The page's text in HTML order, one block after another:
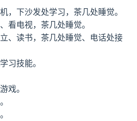
，下沙发处学习，茶几处睡觉。
看电视，茶几处睡觉。
、读书，茶几处睡觉、电话处接
习技能。
戏。